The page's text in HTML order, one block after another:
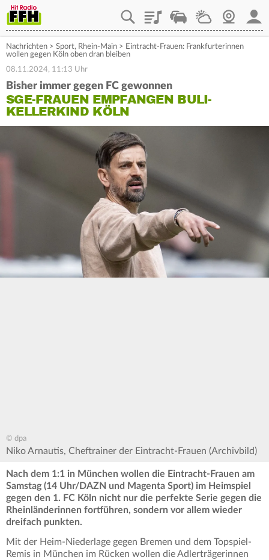
PlaylistStaupilotWetterWebcam
Nachrichten > Sport, Rhein-Main > Eintracht-Frauen: Frankfurterinnen
wollen gegen Köln oben dran bleiben
08.11.2024, 11:13 Uhr
Bisher immer gegen FC gewonnen
SGE-FRAUEN EMPFANGEN BULI-
KELLERKIND KÖLN
© dpa
Niko Arnautis, Cheftrainer der Eintracht-Frauen (Archivbild)
Nach dem 1:1 in München wollen die Eintracht-Frauen am
Samstag (14 Uhr/DAZN und Magenta Sport) im Heimspiel
gegen den 1. FC Köln nicht nur die perfekte Serie gegen die
Rheinländerinnen fortführen, sondern vor allem wieder
dreifach punkten.
Mit der Heim-Niederlage gegen Bremen und dem Topspiel-
Remis in München im Rücken wollen die Adlerträgerinnen